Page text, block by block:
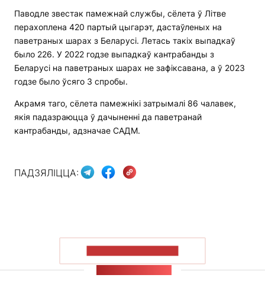
Паводле звестак памежнай службы, сёлета ў Літве
перахоплена 420 партый цыгарэт, дастаўленых на
паветраных шарах з Беларусі. Летась такіх выпадкаў
было 226. У 2022 годзе выпадкаў кантрабанды з
Беларусі на паветраных шарах не зафіксавана, а ў 2023
годзе было ўсяго 3 спробы.
Акрамя таго, сёлета памежнікі затрымалі 86 чалавек,
якія падазраюцца ў дачыненні да паветранай
кантрабанды, адзначае САДМ.
ПАДЗЯЛІЦЦА: